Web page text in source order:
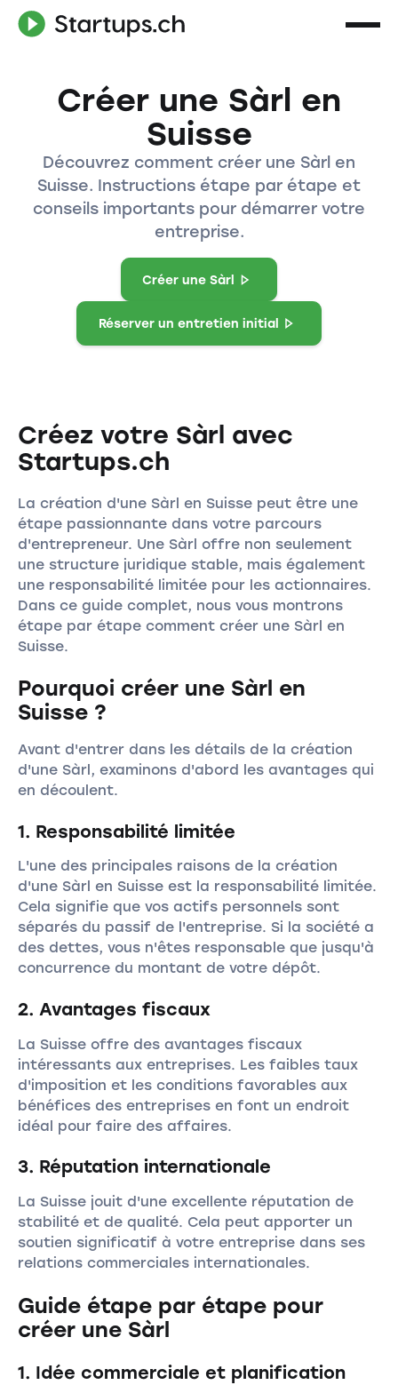
Créer une Sàrl en
Suisse
Découvrez comment créer une Sàrl en
Suisse. Instructions étape par étape et
conseils importants pour démarrer votre
entreprise.
Créer une Sàrl
Réserver un entretien initial
Créez votre Sàrl avec
Startups.ch
La création d'une Sàrl en Suisse peut être une
étape passionnante dans votre parcours
d'entrepreneur. Une Sàrl offre non seulement
une structure juridique stable, mais également
une responsabilité limitée pour les actionnaires.
Dans ce guide complet, nous vous montrons
étape par étape comment créer une Sàrl en
Suisse.
Pourquoi créer une Sàrl en
Suisse ?
Avant d'entrer dans les détails de la création
d'une Sàrl, examinons d'abord les avantages qui
en découlent.
1. Responsabilité limitée
L'une des principales raisons de la création
d'une Sàrl en Suisse est la responsabilité limitée.
Cela signifie que vos actifs personnels sont
séparés du passif de l'entreprise. Si la société a
des dettes, vous n'êtes responsable que jusqu'à
concurrence du montant de votre dépôt.
2. Avantages fiscaux
La Suisse offre des avantages fiscaux
intéressants aux entreprises. Les faibles taux
d'imposition et les conditions favorables aux
bénéfices des entreprises en font un endroit
idéal pour faire des affaires.
3. Réputation internationale
La Suisse jouit d'une excellente réputation de
stabilité et de qualité. Cela peut apporter un
soutien significatif à votre entreprise dans ses
relations commerciales internationales.
Guide étape par étape pour
créer une Sàrl
1. Idée commerciale et planification